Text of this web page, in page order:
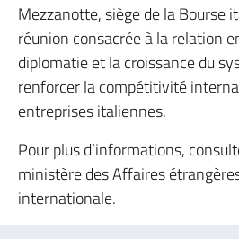
Mezzanotte, siège de la Bourse
réunion consacrée à la relation
diplomatie et la croissance du
renforcer la compétitivité
entreprises italiennes.
Pour plus d’informations,
ministère des Affaires
internationale.